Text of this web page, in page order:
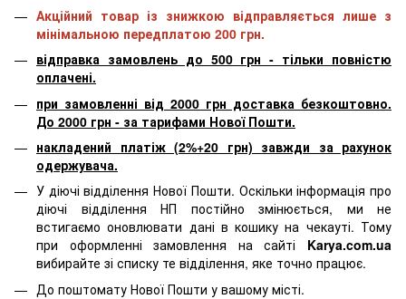
Акційний товар із знижкою відправляється лише з
мінімальною передплатою 200 грн.
відправка замовлень до 500 грн - тільки повністю
оплачені.
при замовленні від 2000 грн доставка безкоштовно.
До 2000 грн - за тарифами Нової Пошти.
накладений платіж (2%+20 грн) завжди за рахунок
одержувача.
У діючі відділення Нової Пошти. Оскільки інформація про
діючі відділення НП постійно змінюється, ми не
встигаємо оновлювати дані в кошику на чекауті. Тому
при оформленні замовлення на сайті Karya.com.ua
вибирайте зі списку те відділення, яке точно працює.
До поштомату Нової Пошти у вашому місті.